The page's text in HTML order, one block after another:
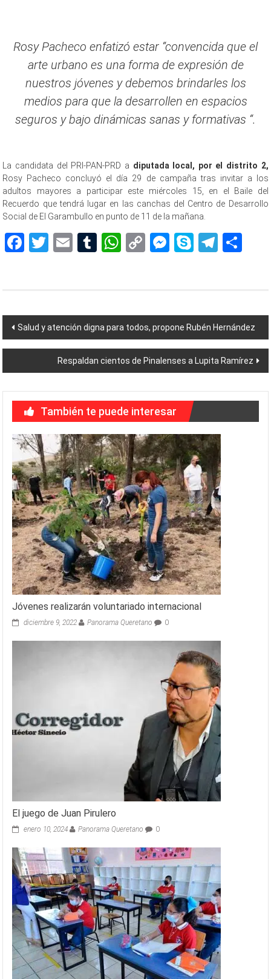
Rosy Pacheco enfatizó estar “convencida que el
arte urbano es una forma de expresión de
nuestros jóvenes y debemos brindarles los
medios para que la desarrollen en espacios
seguros y bajo dinámicas sanas y formativas “.
La candidata del PRI-PAN-PRD a diputada local, por el distrito 2,
Rosy Pacheco concluyó el día 29 de campaña tras invitar a los
adultos mayores a participar este miércoles 15, en el Baile del
Recuerdo que tendrá lugar en las canchas del Centro de Desarrollo
Social de El Garambullo en punto de 11 de la mañana.
Facebook
Twitter
EmailTumblr
WhatsApp
CopyMessenger
Skype
Navegación
de
entradas
Salud y atención digna para todos, propone Rubén Hernández
Respaldan cientos de Pinalenses a Lupita Ramírez
También te puede interesar
Jóvenes realizarán voluntariado internacional
diciembre 9, 2022 Panorama Queretano 0
El juego de Juan Pirulero
enero 10, 2024 Panorama Queretano 0